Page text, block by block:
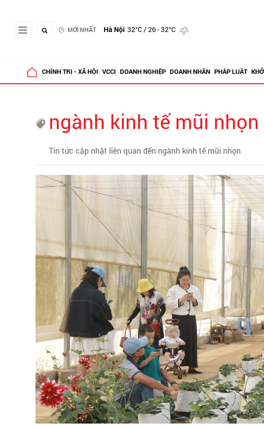
MỚI NHẤT Hà Nội 32°C/ 26 - 32°C
CHÍNH TRỊ - XÃ HỘI VCCI DOANH NGHIỆP DOANH NHÂN PHÁP LUẬT
ngành kinh tế mũi nhọn
Tin tức cập nhật liên quan đến ngành kinh tế mũi nhọn